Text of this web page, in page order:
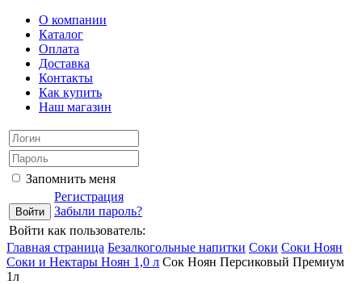
О компании
Каталог
Оплата
Доставка
Контакты
Как купить
Наш магазин
Запомнить меня
Регистрация
Забыли пароль?
Войти как пользователь:
Главная страница Безалкогольные напитки Соки Соки Ноян
Соки и Нектары Ноян 1,0 л Сок Ноян Персиковый Премиум
1л